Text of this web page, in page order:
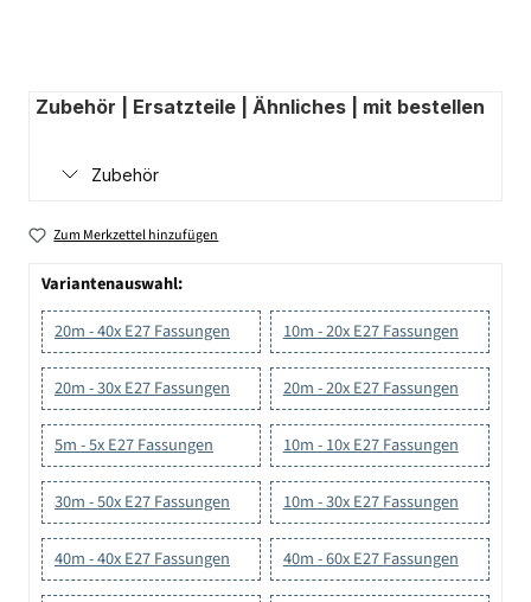
Zubehör | Ersatzteile | Ähnliches | mit bestellen
Zubehör
Zum Merkzettel hinzufügen
Variantenauswahl:
20m - 40x E27 Fassungen
10m - 20x E27 Fassungen
20m - 30x E27 Fassungen 20m - 20x E27 Fassungen
5m - 5x E27 Fassungen 10m - 10x E27 Fassungen
30m - 50x E27 Fassungen 10m - 30x E27 Fassungen
40m - 40x E27 Fassungen 40m - 60x E27 Fassungen